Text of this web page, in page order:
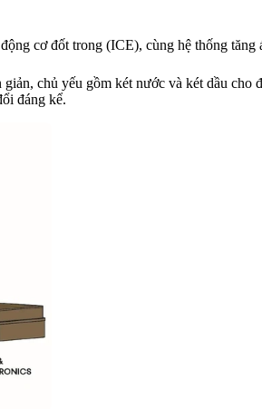
cơ đốt trong (ICE), cùng hệ thống
chủ yếu gồm két nước và két dầu
đáng kể.